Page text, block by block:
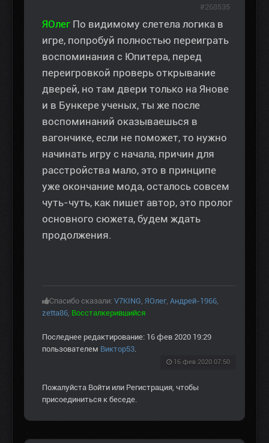
ЯОлег По видимому слетела логика в
игре, попробуй полностью переиграть
воспоминания с Юпитера, перед
переигровкой проверь открывание
дверей, но там двери только на Янове
и в Бункере ученых, ты же после
воспоминаний оказываешься в
вагончике, если не поможет, то нужно
начинать игру с начала, причин для
расстройства мало, это в принципе
уже окончание мода, осталось совсем
чуть-чуть, как пишет автор, это пролог
основного сюжета, будем ждать
продолжения.
Спасибо сказали: V7KING, ЯОлег, Андрей-1966,
zetta86, Воссталкерившийся
Последнее редактирование: 16 фев 2020 19:29
пользователем Виктор53.
16 фев 2020 07:50
#268535
Пожалуйста Войти или Регистрация, чтобы
присоединиться к беседе.